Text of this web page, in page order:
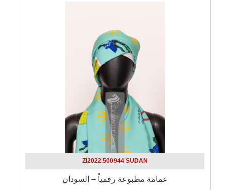
ZI2022.500944 SUDAN
عمامَة مطبوعة رقمياً – السودان